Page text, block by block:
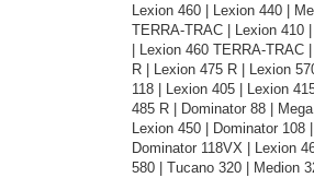
Lexion 460 | Lexion 440 |
TERRA-TRAC | Lexion 410
| Lexion 460 TERRA-TRAC
R | Lexion 475 R | Lexion
118 | Lexion 405 | Lexion
485 R | Dominator 88 |
Lexion 450 | Dominator 108
Dominator 118VX | Lexion
580 | Tucano 320 | Medion